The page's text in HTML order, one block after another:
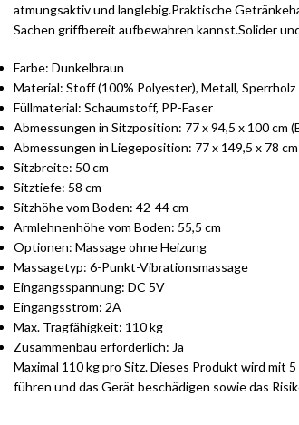
atmungsaktiv und langlebig.Praktische
Sachen griffbereit aufbewahren kannst.Solider
Farbe: Dunkelbraun
Material: Stoff (100% Polyester), Metall, Sperrholz
Füllmaterial: Schaumstoff, PP-Faser
Abmessungen in Sitzposition: 77 x 94,5 x 100 cm
Abmessungen in Liegeposition: 77 x 149,5 x 78 cm
Sitzbreite: 50 cm
Sitztiefe: 58 cm
Sitzhöhe vom Boden: 42-44 cm
Armlehnenhöhe vom Boden: 55,5 cm
Optionen: Massage ohne Heizung
Massagetyp: 6-Punkt-Vibrationsmassage
Eingangsspannung: DC 5V
Eingangsstrom: 2A
Max. Tragfähigkeit: 110 kg
Zusammenbau erforderlich: Ja
Maximal 110 kg pro Sitz. Dieses Produkt wird mit
führen und das Gerät beschädigen sowie das